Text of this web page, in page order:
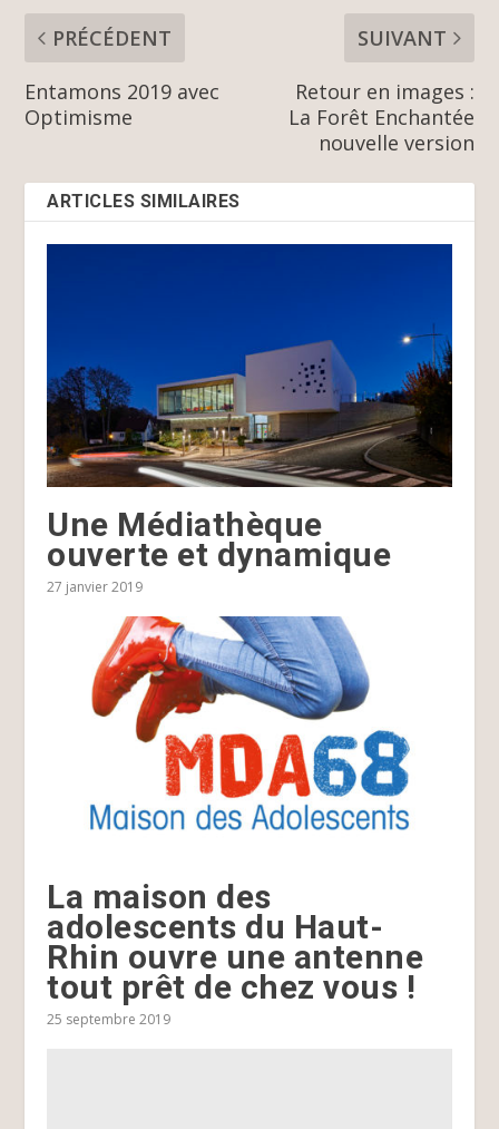
PRÉCÉDENT
Entamons 2019 avec
Optimisme
SUIVANT
Retour en images :
La Forêt Enchantée
nouvelle version
ARTICLES SIMILAIRES
Une Médiathèque
ouverte et dynamique
27 janvier 2019
La maison des
adolescents du Haut-
Rhin ouvre une antenne
tout prêt de chez vous !
25 septembre 2019